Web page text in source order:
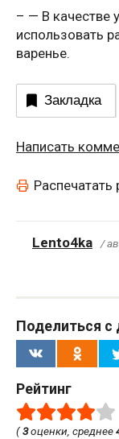
– — В качестве
использовать
варенье.
Закладка
Написать
Распечатать
Lento4ka /
Поделиться с
Рейтинг
(3оценки, среднее